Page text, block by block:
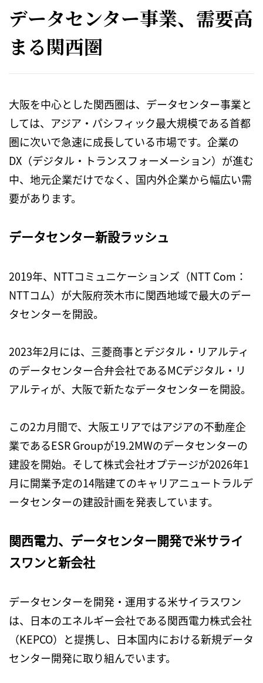
データセンター事業、需要高
まる関西圏
大阪を中心とした関西圏は、データセンター事業と
しては、アジア・パシフィック最大規模である首都
圏に次いで急速に成長している市場です。企業の
DX（デジタル・トランスフォーメーション）が進む
中、地元企業だけでなく、国内外企業から幅広い需
要があります。
データセンター新設ラッシュ
2019年、NTTコミュニケーションズ（NTT Com：
NTTコム）が大阪府茨木市に関西地域で最大のデー
タセンターを開設。
2023年2月には、三菱商事とデジタル・リアルティ
のデータセンター合弁会社であるMCデジタル・リ
アルティが、大阪で新たなデータセンターを開設。
この2カ月間で、大阪エリアではアジアの不動産企
業であるESR Groupが19.2MWのデータセンターの
建設を開始。そして株式会社オプテージが2026年1
月に開業予定の14階建てのキャリアニュートラルデ
ータセンターの建設計画を発表しています。
関西電力、データセンター開発で米サライ
スワンと新会社
データセンターを開発・運用する米サイラスワン
は、日本のエネルギー会社である関西電力株式会社
（KEPCO）と提携し、日本国内における新規データ
センター開発に取り組んでいます。